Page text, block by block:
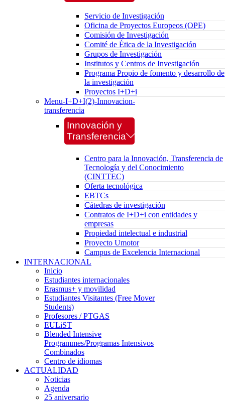
Servicio de Investigación
Oficina de Proyectos Europeos (OPE)
Comisión de Investigación
Comité de Ética de la Investigación
Grupos de Investigación
Institutos y Centros de Investigación
Programa Propio de fomento y desarrollo de
la investigación
Proyectos I+D+i
Menu-I+D+I(2)-Innovacion-
transferencia
Innovación y
Transferencia
Centro para la Innovación, Transferencia de
Tecnología y del Conocimiento
(CINTTEC)
Oferta tecnológica
EBTCs
Cátedras de investigación
Contratos de I+D+i con entidades y
empresas
Propiedad intelectual e industrial
Proyecto Umotor
Campus de Excelencia Internacional
INTERNACIONAL
Inicio
Estudiantes internacionales
Erasmus+ y movilidad
Estudiantes Visitantes (Free Mover
Students)
Profesores / PTGAS
EULiST
Blended Intensive
Programmes/Programas Intensivos
Combinados
Centro de idiomas
ACTUALIDAD
Noticias
Agenda
25 aniversario